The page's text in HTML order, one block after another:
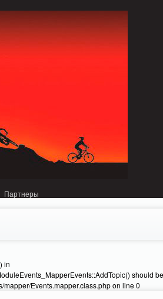
Партнеры
in
should
Events.mapper.class.php on line 0